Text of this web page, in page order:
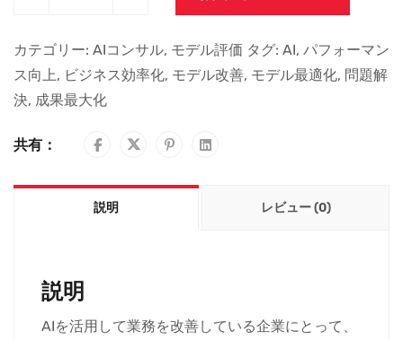
カテゴリー: AIコンサル, モデル評価 タグ: AI, パフォーマン
ス向上, ビジネス効率化, モデル改善, モデル最適化, 問題解
決, 成果最大化
共有：
説明 レビュー (0)
説明
AIを活用して業務を改善している企業にとって、